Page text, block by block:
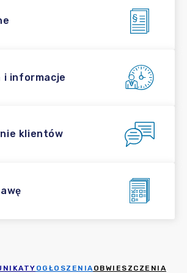
i informacje
klientów
OGŁOSZENIA OBWIESZCZENIA